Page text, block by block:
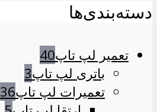
دسته‌بندی‌ها
تعمیر لپ تاپ40
باتری لپ تاپ3
تعمیرات لپ تاپ36